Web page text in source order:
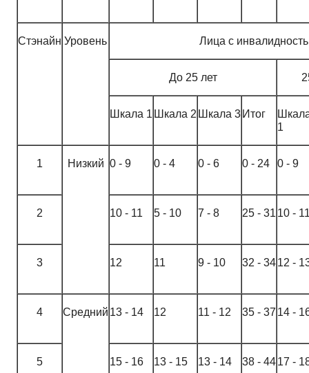
Стэнайн Уровень Лица с
До 25 лет
Шкала 1 Шкала 2 Шкала 3 Итог
1
1 Низкий 0 - 9 0 - 4 0 - 6 0 - 24 0 - 9
2 10 - 11 5 - 10 7 - 8 25 - 31 10 -
3 12 11 9 - 10 32 - 3412 -
4 Средний 13 - 14 12 11 - 12 35 - 37 14 -
5 15 - 16 13 - 15 13 - 14 38 - 4417 -